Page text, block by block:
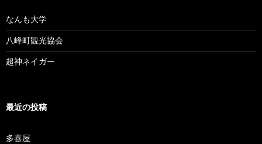
なんも大学
八峰町観光協会
超神ネイガー
最近の投稿
多喜屋